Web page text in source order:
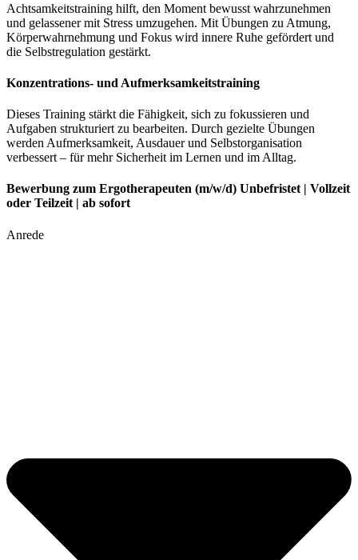
Achtsamkeitstraining hilft, den Moment bewusst wahrzunehmen
und gelassener mit Stress umzugehen. Mit Übungen zu Atmung,
Körperwahrnehmung und Fokus wird innere Ruhe gefördert und
die Selbstregulation gestärkt.
Konzentrations- und Aufmerksamkeitstraining
Dieses Training stärkt die Fähigkeit, sich zu fokussieren und
Aufgaben strukturiert zu bearbeiten. Durch gezielte Übungen
werden Aufmerksamkeit, Ausdauer und Selbstorganisation
verbessert – für mehr Sicherheit im Lernen und im Alltag.
Bewerbung zum Ergotherapeuten (m/w/d) Unbefristet | Vollzeit
oder Teilzeit | ab sofort
Anrede